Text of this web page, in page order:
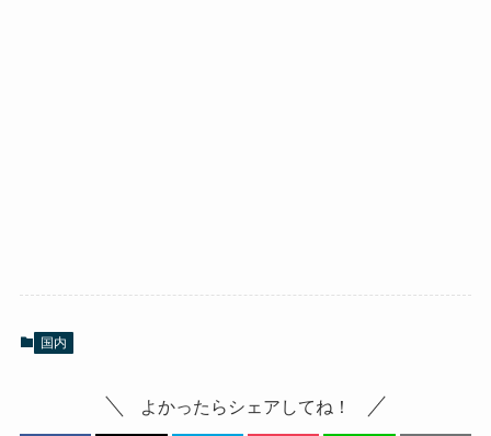
国内
よかったらシェアしてね！